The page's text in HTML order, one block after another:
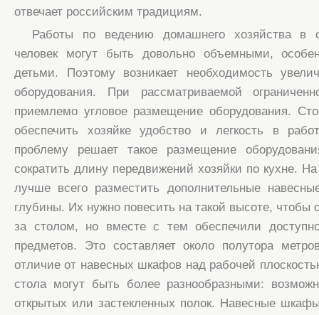
отвечает российским традициям.
Работы по ведению домашнего хозяйства в
человек могут быть довольно объемными,
детьми. Поэтому возникает необходимость
оборудования. При рассматриваемой
приемлемо угловое размещение оборудования.
обеспечить хозяйке удобство и легкость в
проблему решает такое размещение
сократить длину передвижений хозяйки по кухне.
лучше всего разместить дополнительные
глубины. Их нужно повесить на такой высоте,
за столом, но вместе с тем обеспечили
предметов. Это составляет около полутора
отличие от навесных шкафов над рабочей
стола могут быть более разнообразными:
открытых или застекленных полок. Навесные